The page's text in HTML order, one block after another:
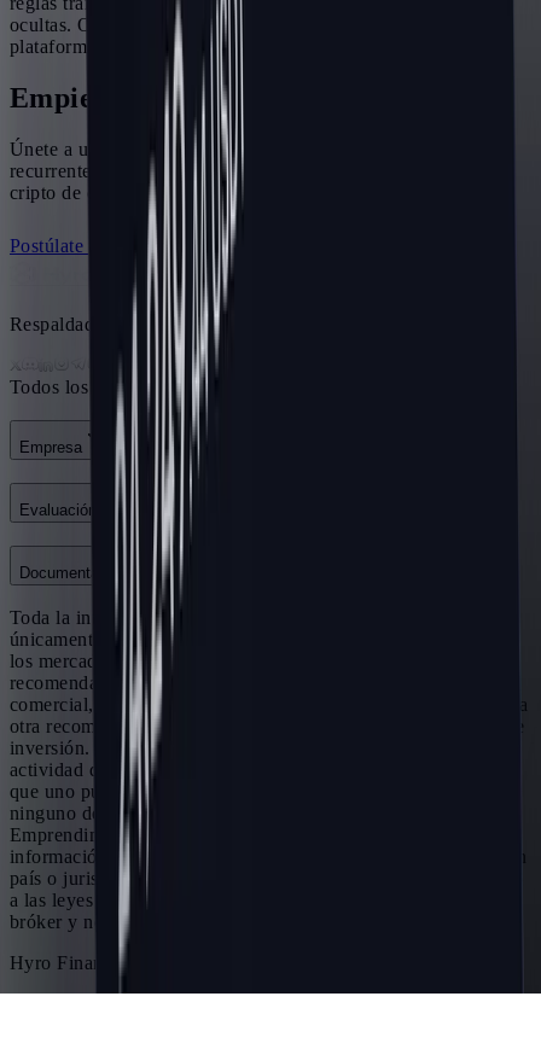
ocultas. Operativa con dos integraciones de exchange y más
plataformas en camino.
Empieza a ganar con HyroTrader
Únete a una red creciente de socios que generan ingresos
recurrentes a largo plazo con una empresa de prop trading
cripto de confianza.
Postúlate al programa de afiliados
Respaldado por la comunidad
Todos los sistemas operativos
Empresa
Evaluación
Documentación
Toda la información proporcionada en este sitio está destinada
únicamente a fines educativos relacionados con el trading en
los mercados financieros y no constituye en ningún caso una
recomendación de inversión específica, una recomendación
comercial, un análisis de oportunidades de inversión ni ninguna
otra recomendación general sobre el trading de instrumentos de
inversión. El trading en los mercados financieros es una
actividad de alto riesgo y se aconseja no arriesgar más de lo
que uno puede permitirse perder. Hyro Finance j.s.a. no presta
ninguno de los servicios de inversión enumerados en la Ley de
Emprendimientos del Mercado de Capitales N.º 256/2004. La
información de este sitio no está dirigida a residentes de ningún
país o jurisdicción donde dicha distribución o uso sea contrario
a las leyes o regulaciones locales. Hyro Finance j.s.a. no es un
bróker y no acepta depósitos.
Hyro Finance, j. s. a. © 2026